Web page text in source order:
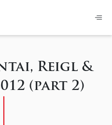
Reigl &
(part 2)